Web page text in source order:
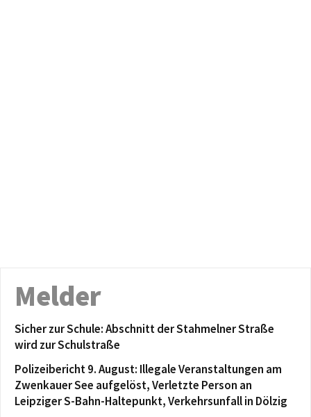
Melder
Sicher zur Schule: Abschnitt der Stahmelner Straße
wird zur Schulstraße
Polizeibericht 9. August: Illegale Veranstaltungen am
Zwenkauer See aufgelöst, Verletzte Person an
Leipziger S-Bahn-Haltepunkt, Verkehrsunfall in Dölzig